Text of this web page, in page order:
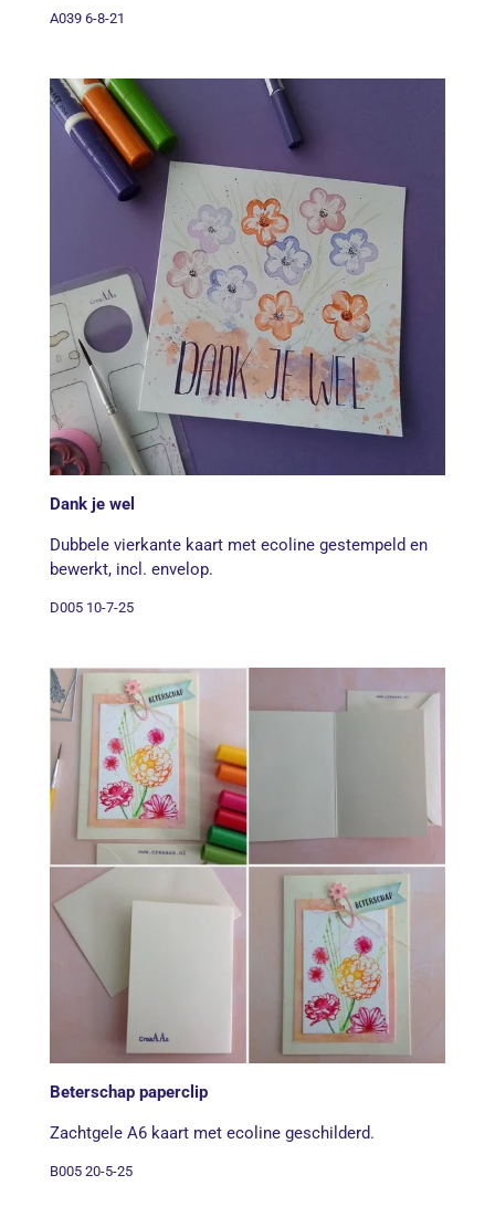
A039 6-8-21
Dank je wel
Dubbele vierkante kaart met ecoline gestempeld en
bewerkt, incl. envelop.
D005 10-7-25
Beterschap paperclip
Zachtgele A6 kaart met ecoline geschilderd.
B005 20-5-25